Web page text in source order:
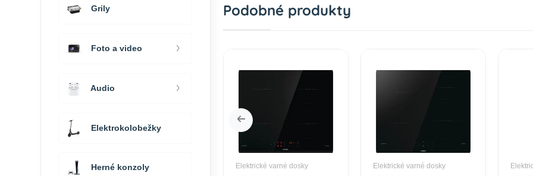
Podobné produkty
Elektrické varné dosky Elektrické varné dosky Elektrické varné dosky
Grily
Foto a video
Audio
Elektrokolobežky
Herné konzoly